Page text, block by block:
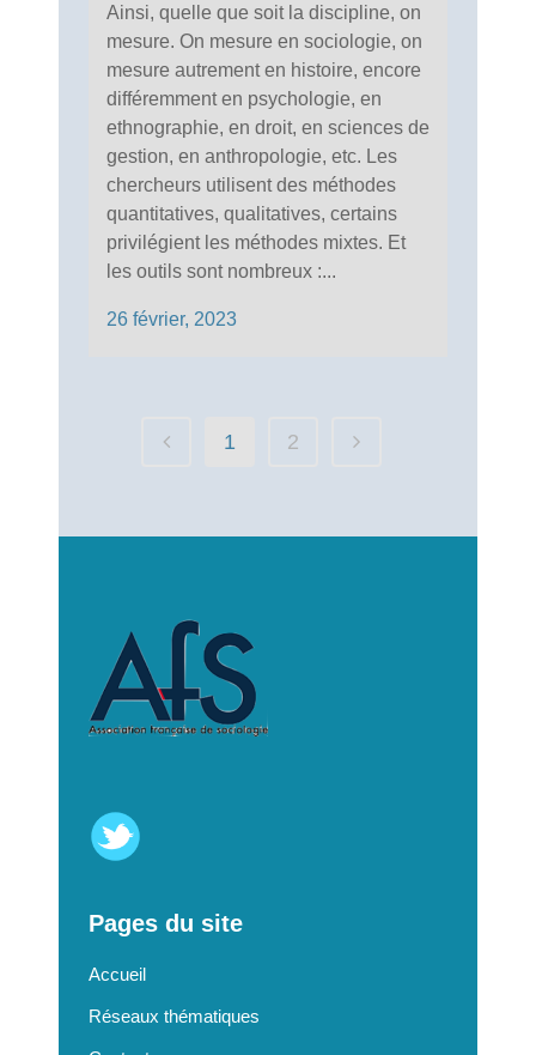
Ainsi, quelle que soit la discipline, on
mesure. On mesure en sociologie, on
mesure autrement en histoire, encore
différemment en psychologie, en
ethnographie, en droit, en sciences de
gestion, en anthropologie, etc. Les
chercheurs utilisent des méthodes
quantitatives, qualitatives, certains
privilégient les méthodes mixtes. Et
les outils sont nombreux :...
26 février, 2023
1 2
Pages du site
Accueil
Réseaux thématiques